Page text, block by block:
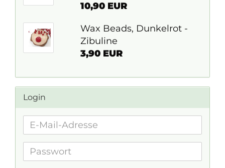
10,90 EUR
Wax Beads, Dunkelrot -
Zibuline
3,90 EUR
Login
E-
Adresse
Passwort